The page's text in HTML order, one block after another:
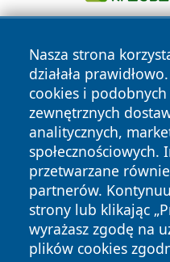
Nasza strona
działała
cookies i
zewnętrznych
analitycznych,
przetwarzane
partnerów.
strony lub klikając
wyrażasz zgodę na
plików cookies
Copyright © 2026
zastrzeżone.
News Autorzy